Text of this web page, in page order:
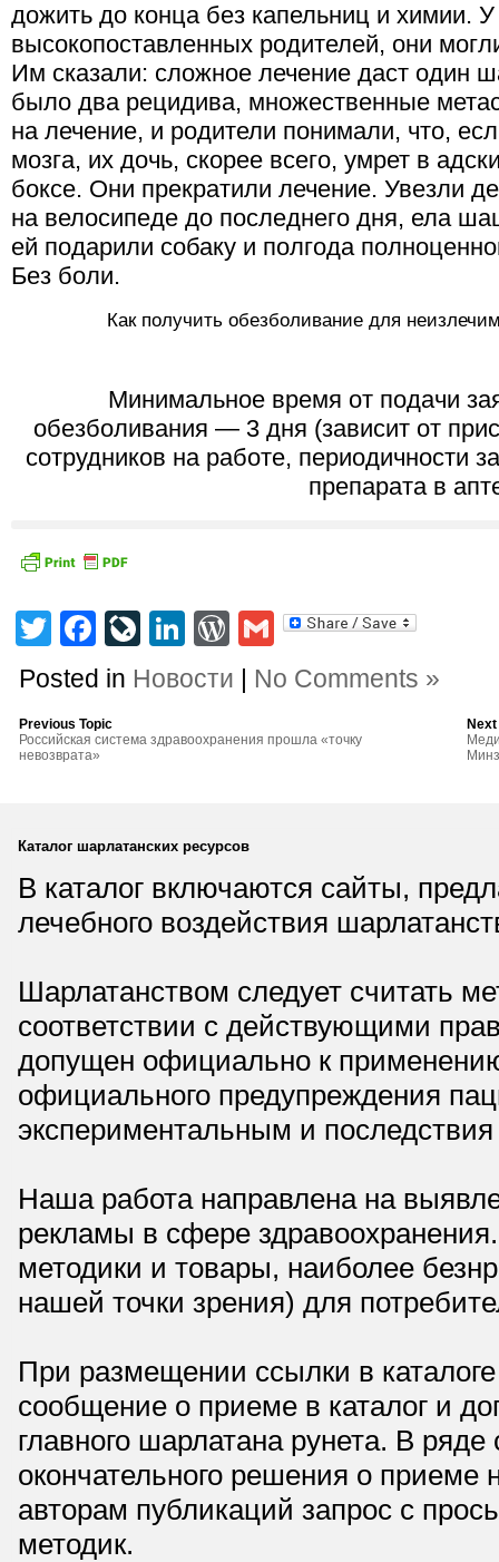
дожить до конца без капельниц и химии.
высокопоставленных родителей, они
Им сказали: сложное лечение даст один
было два рецидива, множественные
на лечение, и родители понимали, что,
мозга, их дочь, скорее всего, умрет в
боксе. Они прекратили лечение. Увезли
на велосипеде до последнего дня, ела
ей подарили собаку и полгода
Без боли.
Как получить обезболивание для
Минимальное время от подачи
обезболивания — 3 дня (зависит от
сотрудников на работе, периодичности
препарата в
TwitterFacebook
LiveJournal
LinkedIn
WordPress
Gmail
Posted in Новости | No Comments »
Previous Topic
Российская система здравоохранения прошла «точку
невозврата»
Каталог шарлатанских ресурсов
В каталог включаются сайты,
лечебного воздействия
Шарлатанством следует считать
соответствии с действующими
допущен официально к
официального предупреждения
экспериментальным и
Наша работа направлена на
рекламы в сфере
методики и товары, наиболее
нашей точки зрения) для
При размещении ссылки в
сообщение о приеме в каталог и
главного шарлатана рунета. В
окончательного решения о приеме
авторам публикаций запрос с
методик.